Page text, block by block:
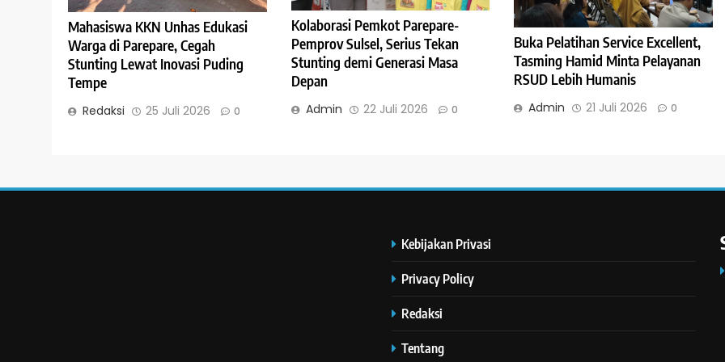
Mahasiswa KKN Unhas Edukasi
Warga di Parepare, Cegah
Stunting Lewat Inovasi Puding
Tempe
Redaksi 25 Juli 2026 0
Kolaborasi Pemkot Parepare-
Pemprov Sulsel, Serius Tekan
Stunting demi Generasi Masa
Depan
Admin 22 Juli 2026 0
Buka Pelatihan Service Excellent,
Tasming Hamid Minta Pelayanan
RSUD Lebih Humanis
Admin 21 Juli 2026 0
Kebijakan Privasi
Privacy Policy
Redaksi
Tentang